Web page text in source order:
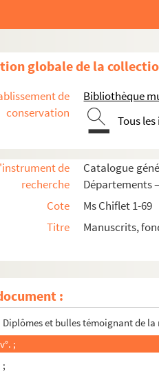
globale de la
de
conservation
Bibliothèque
Tous
de
recherche
Catalogue
Départements
Cote
Ms Chiflet 1-69
Titre
Manuscrits,
:
Commentarii rerum
« De rebus burgundicis, ex
;
;
;
;
;
Diplômes et bulles témoignant de
;
;